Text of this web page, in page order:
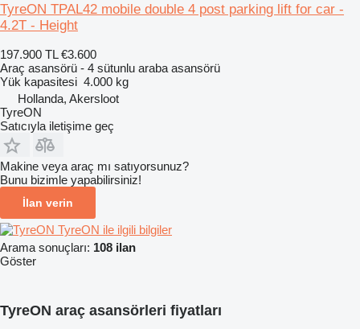
TyreON TPAL42 mobile double 4 post parking lift for car -
4.2T - Height
197.900 TL €3.600
Araç asansörü - 4 sütunlu araba asansörü
Yük kapasitesi 4.000 kg
Hollanda, Akersloot
TyreON
Satıcıyla iletişime geç
Makine veya araç mı satıyorsunuz?
Bunu bizimle yapabilirsiniz!
İlan verin
TyreON ile ilgili bilgiler
Arama sonuçları: 108 ilan
Göster
TyreON araç asansörleri fiyatları